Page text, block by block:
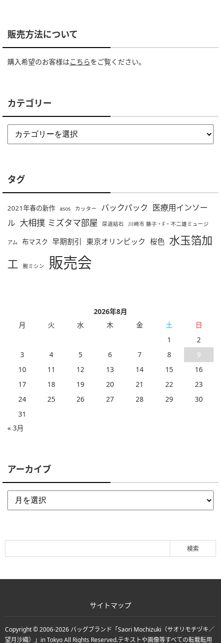
販売方法について
購入希望のお客様はこちらをご覧ください。
カテゴリー
タグ
2021年春の新作 asos カッター バックパック 医療用インソー
ル 大相撲 ミズタマ部屋 尿道結石 川崎市 藤子・F・不二雄ミュージ
アム 布マスク 早期割引 東京オリンピック 桜色 水玉箔加
工
腕ミシン 販売会
2026年8月
月
火 水 木 金 土
日
1
2
3
4 5 6 7 8
9
10
11 12 13 14 15
16
17
18 19 20 21 22
23
24
25 26 27 28 29
30
31
« 3月
アーカイブ
サイトマップ
Copyright © 2006-2026 バッグブランド「Saori Mochizuki（サオリモチヅキ／
望月沙織）」in TokyoAll Rights Reserved.テキストや画像等すべての転載転用